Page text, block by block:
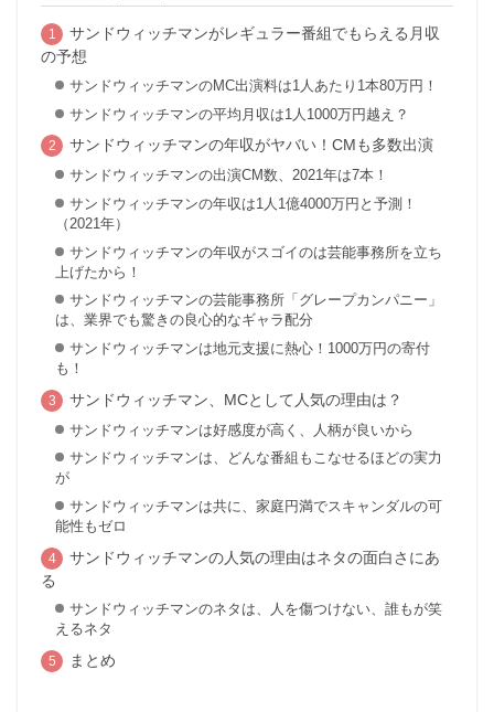
サンドウィッチマンがレギュラー番組でもらえる月収
の予想
サンドウィッチマンのMC出演料は1人あたり1本80万円！
サンドウィッチマンの平均月収は1人1000万円越え？
サンドウィッチマンの年収がヤバい！CMも多数出演
サンドウィッチマンの出演CM数、2021年は7本！
サンドウィッチマンの年収は1人1億4000万円と予測！
（2021年）
サンドウィッチマンの年収がスゴイのは芸能事務所を立ち
上げたから！
サンドウィッチマンの芸能事務所「グレープカンパニー」
は、業界でも驚きの良心的なギャラ配分
サンドウィッチマンは地元支援に熱心！1000万円の寄付
も！
サンドウィッチマン、MCとして人気の理由は？
サンドウィッチマンは好感度が高く、人柄が良いから
サンドウィッチマンは、どんな番組もこなせるほどの実力
が
サンドウィッチマンは共に、家庭円満でスキャンダルの可
能性もゼロ
サンドウィッチマンの人気の理由はネタの面白さにあ
る
サンドウィッチマンのネタは、人を傷つけない、誰もが笑
えるネタ
まとめ